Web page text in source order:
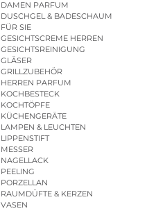
DAMEN PARFUM
DUSCHGEL & BADESCHAUM
FÜR SIE
GESICHTSCREME HERREN
GESICHTSREINIGUNG
GLÄSER
GRILLZUBEHÖR
HERREN PARFUM
KOCHBESTECK
KOCHTÖPFE
KÜCHENGERÄTE
LAMPEN & LEUCHTEN
LIPPENSTIFT
MESSER
NAGELLACK
PEELING
PORZELLAN
RAUMDÜFTE & KERZEN
VASEN